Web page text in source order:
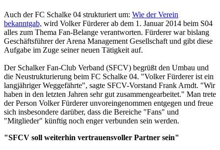
Auch der FC Schalke 04 strukturiert um: Wie der Verein
bekanntgab, wird Volker Fürderer ab dem 1. Januar 2014 beim S04
alles zum Thema Fan-Belange verantworten. Fürderer war bislang
Geschäftsführer der Arena Management Gesellschaft und gibt diese
Aufgabe im Zuge seiner neuen Tätigkeit auf.
Der Schalker Fan-Club Verband (SFCV) begrüßt den Umbau und
die Neustrukturierung beim FC Schalke 04. "Volker Fürderer ist ein
langjähriger Weggefährte", sagte SFCV-Vorstand Frank Arndt. "Wir
haben in den letzten Jahren sehr gut zusammengearbeitet." Man trete
der Person Volker Fürderer unvoreingenommen entgegen und freue
sich insbesondere darüber, dass die Bereiche "Fans" und
"Mitglieder" künftig noch enger verbunden sein werden.
"SFCV soll weiterhin vertrauensvoller Partner sein"